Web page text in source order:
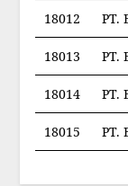
18012 PT.
18013 PT.
18014 PT.
18015 PT.